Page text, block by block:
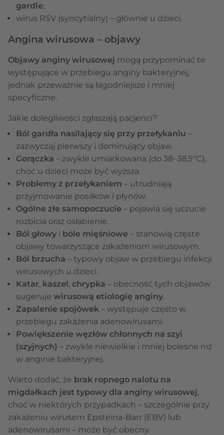
gardle;
wirus RSV (syncytialny) – głównie u dzieci.
Angina wirusowa – objawy
Objawy anginy wirusowej mogą przypominać te
występujące w przebiegu anginy bakteryjnej,
jednak przeważnie są łagodniejsze i mniej
specyficzne.
Jakie dolegliwości zgłaszają pacjenci?
Ból gardła nasilający się przy przełykaniu –
zazwyczaj pierwszy i dominujący objaw.
Gorączka – zwykle umiarkowana (do 38–38,5°C),
choć u dzieci może być wyższa.
Problemy z przełykaniem – utrudniają
przyjmowanie posiłków i płynów.
Ogólne złe samopoczucie – pojawia się uczucie
rozbicia oraz osłabienie.
Ból głowy i bóle mięśniowe – stanowią częste
objawy towarzyszące zakażeniom wirusowym.
Ból brzucha – typowy objaw w przebiegu infekcji
wirusowych u dzieci.
Katar, kaszel, chrypka – obecność tych objawów
sugeruje wirusową etiologię anginy.
Zapalenie spojówek – występuje często w
przebiegu zakażenia adenowirusami.
Powiększenie węzłów chłonnych na szyi
(szyjnych) – zwykle niewielkie i mniej bolesne niż
w anginie bakteryjnej.
Warto dodać, że brak ropnego nalotu na
migdałkach jest typowy dla anginy wirusowej,
choć w niektórych przypadkach – szczególnie przy
zakażeniu wirusem Epsteina-Barr (EBV) lub
adenowirusami – może być obecny.